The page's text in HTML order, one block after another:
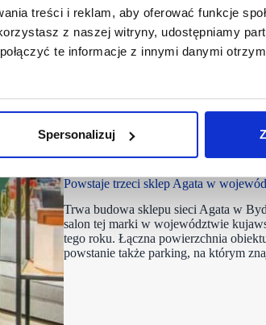
treści i reklam, aby oferować funkcje
z naszej witryny, udostępniamy
te informacje z innymi danymi
Spersonalizuj
Powstaje trzeci sklep Agata w
Trwa budowa sklepu sieci Agata w
salon tej marki w województwie
tego roku. Łączna powierzchnia
powstanie także parking, na którym